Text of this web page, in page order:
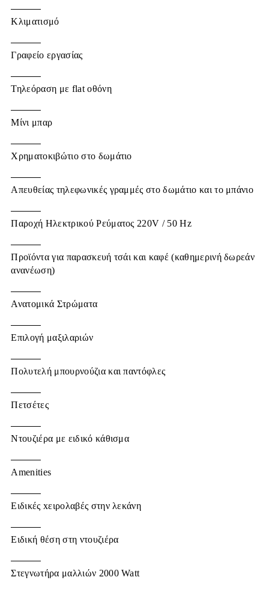
Kλιματισμό
Γραφείο εργασίας
Τηλεόραση με flat οθόνη
Μίνι μπαρ
Χρηματοκιβώτιο στο δωμάτιο
Απευθείας τηλεφωνικές γραμμές στο δωμάτιο και το μπάνιο
Παροχή Ηλεκτρικού Ρεύματος 220V / 50 Hz
Προϊόντα για παρασκευή τσάι και καφέ (καθημερινή δωρεάν
ανανέωση)
Ανατομικά Στρώματα
Επιλογή μαξιλαριών
Πολυτελή μπουρνούζια και παντόφλες
Πετσέτες
Ντουζιέρα με ειδικό κάθισμα
Amenities
Ειδικές xειρολαβές στην λεκάνη
Ειδική θέση στη ντουζιέρα
Στεγνωτήρα μαλλιών 2000 Watt